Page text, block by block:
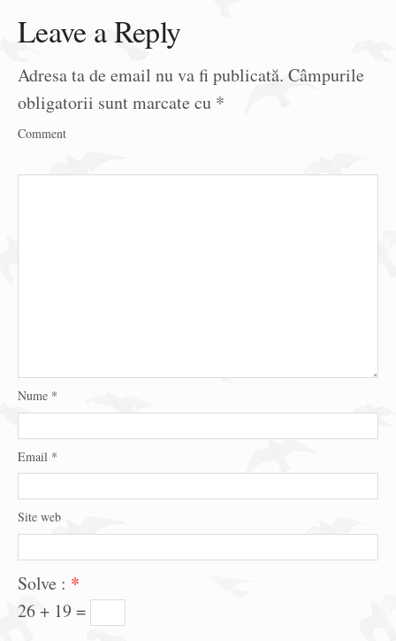
Leave a Reply
Adresa ta de email nu va fi publicată. Câmpurile
obligatorii sunt marcate cu *
Comment
Nume *
Email *
Site web
Solve : *
26 + 19 =